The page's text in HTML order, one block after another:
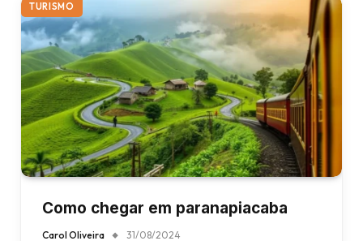
TURISMO
Como chegar em paranapiacaba
Carol Oliveira 31/08/2024